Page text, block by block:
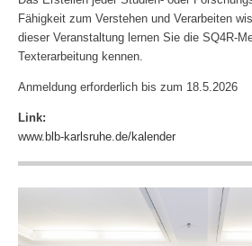
Fähigkeit zum Verstehen und Verarbeiten
dieser Veranstaltung lernen Sie die SQ4R-
Texterarbeitung kennen.
Anmeldung erforderlich bis zum 18.5.2026
Link:
www.blb-karlsruhe.de/kalender